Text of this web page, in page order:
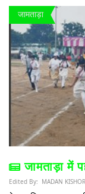
जामताड़ा
जामताड़ा में
Edited By: MADAN